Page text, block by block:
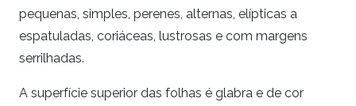
pequenas, simples, perenes, alternas, elípticas a
espatuladas, coriáceas, lustrosas e com margens
serrilhadas.
A superfície superior das folhas é glabra e de cor